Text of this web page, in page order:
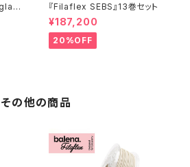
『Filaflex SEBS』13巻セット
¥187,200
20%OFF
その他の商品